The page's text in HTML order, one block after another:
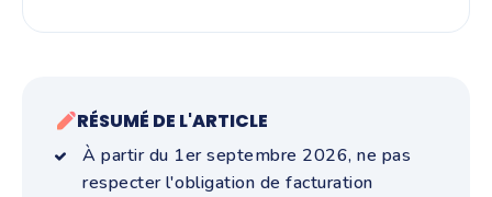
RÉSUMÉ DE L'ARTICLE
À partir du 1er septembre 2026, ne pas
respecter l'obligation de facturation